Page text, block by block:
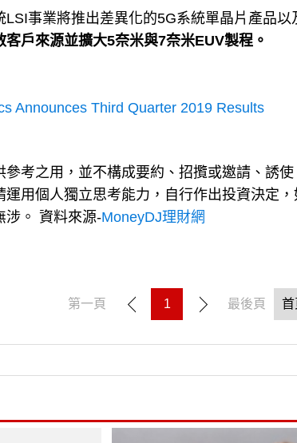
LSI事業將推出差異化的5G系統單晶片產品
戶來源並擴大5奈米與7奈米EUV製程。
Announces Third Quarter 2019 Results
參考之用，並不構成要約、招攬或邀請、誘
運用個人獨立思考能力，自行作出投資決定
涉。 資料來源-MoneyDJ理財網
第一頁 1 最後頁 首